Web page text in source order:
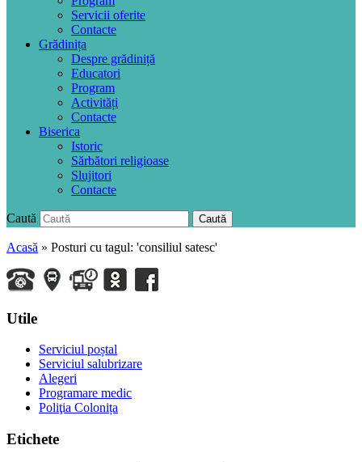
Servicii oferite
Contacte
Grădinița
Despre grădiniță
Educatori
Program
Activități
Contacte
Biserica
Istoric
Sărbători religioase
Slujitori
Contacte
Caută Caută
Acasă » Posturi cu tagul: 'consiliul satesc'
Utile
Serviciul poștal
Serviciul salubrizare
Alegeri
Programare medic
Poliţia Colonița
Etichete